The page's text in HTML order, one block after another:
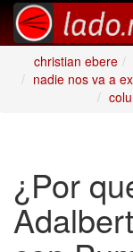
christian ebere
nadie nos va a
¿Por